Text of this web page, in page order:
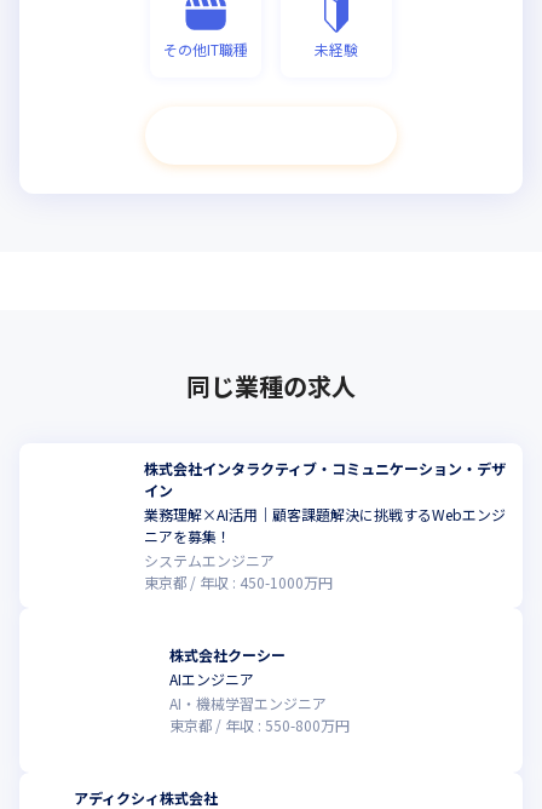
その他IT職種 未経験
同じ業種の求人
株式会社インタラクティブ・コミュニケーション・デザ
イン
業務理解×AI活用｜顧客課題解決に挑戦するWebエンジ
ニアを募集！
システムエンジニア
東京都
年収 : 450-1000万円
株式会社クーシー
AIエンジニア
AI・機械学習エンジニア
東京都
年収 : 550-800万円
アディクシィ株式会社